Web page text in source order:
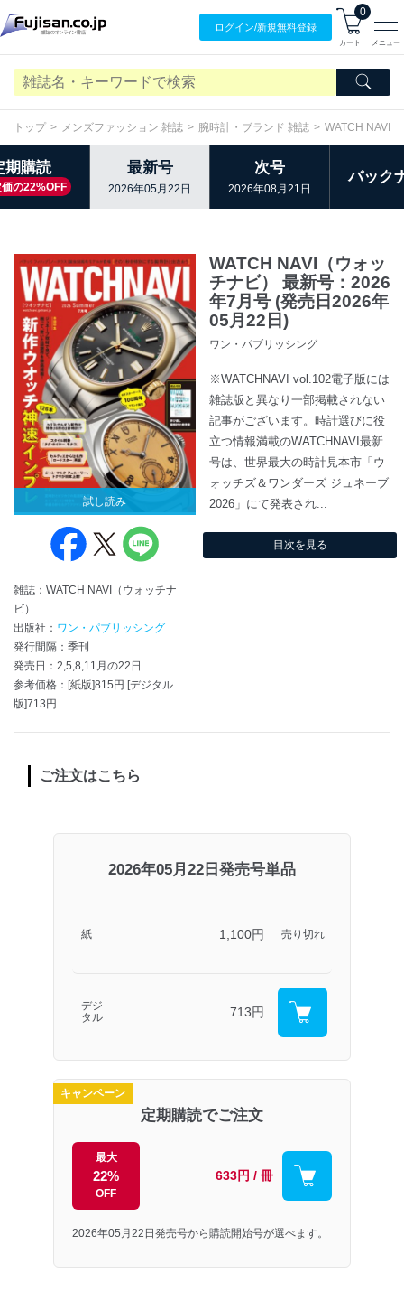
ログイン/新規無料登録
0
カート メニュー
トップ メンズファッション 雑誌 腕時計・ブランド 雑誌 WATCH NAVI
期購読
の22%OFF
最新号
2026年05月22日
次号
2026年08月21日
バック
試し読み
雑誌：WATCH NAVI（ウォッチナ
ビ）
出版社： ワン・パブリッシング
発行間隔：季刊
発売日：2,5,8,11月の22日
参考価格：[紙版]815円 [デジタル
版]713円
WATCH NAVI（ウォッ
チナビ） 最新号：2026
年7月号 (発売日2026年
05月22日)
ワン・パブリッシング
※WATCHNAVI vol.102電子版には
雑誌版と異なり一部掲載されない
記事がございます。時計選びに役
立つ情報満載のWATCHNAVI最新
号は、世界最大の時計見本市「ウ
ォッチズ＆ワンダーズ ジュネーブ
2026」にて発表され...
目次を見る
ご注文はこちら
2026年05月22日発売号単品
紙 1,100円 売り切れ
デジ
タル
713円
キャンペーン
定期購読でご注文
最大
22%
OFF
633円 / 冊
2026年05月22日発売号から購読開始号が選べます。